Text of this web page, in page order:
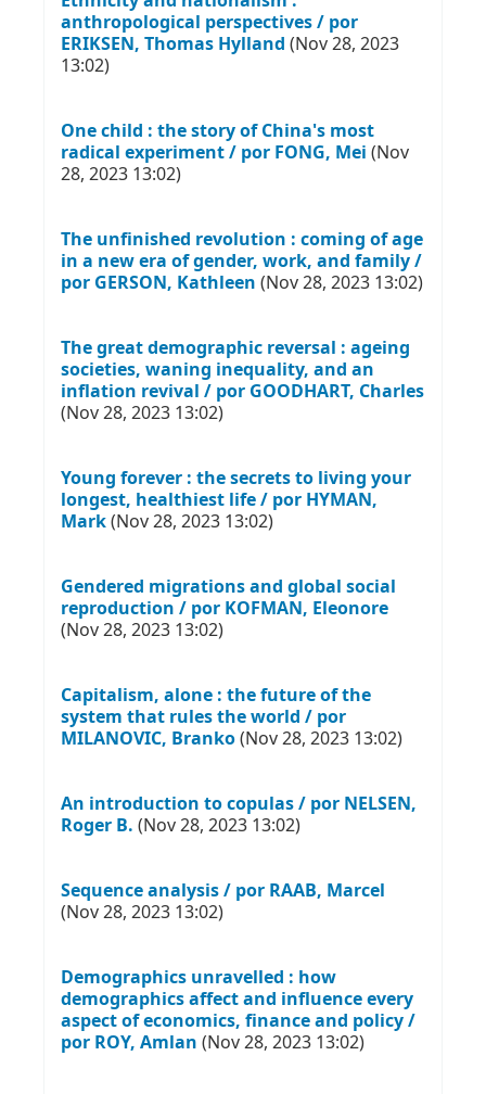
anthropological perspectives / por
ERIKSEN, Thomas Hylland (Nov 28, 2023
13:02)
One child : the story of China's most
radical experiment / por FONG, Mei (Nov
28, 2023 13:02)
The unfinished revolution : coming of age
in a new era of gender, work, and family /
por GERSON, Kathleen (Nov 28, 2023 13:02)
The great demographic reversal : ageing
societies, waning inequality, and an
inflation revival / por GOODHART, Charles
(Nov 28, 2023 13:02)
Young forever : the secrets to living your
longest, healthiest life / por HYMAN,
Mark(Nov 28, 2023 13:02)
Gendered migrations and global social
reproduction / por KOFMAN, Eleonore
(Nov 28, 2023 13:02)
Capitalism, alone : the future of the
system that rules the world / por
MILANOVIC, Branko(Nov 28, 2023 13:02)
An introduction to copulas / por NELSEN,
Roger B. (Nov 28, 2023 13:02)
Sequence analysis / por RAAB, Marcel
(Nov 28, 2023 13:02)
Demographics unravelled : how
demographics affect and influence every
aspect of economics, finance and policy /
por ROY, Amlan (Nov 28, 2023 13:02)